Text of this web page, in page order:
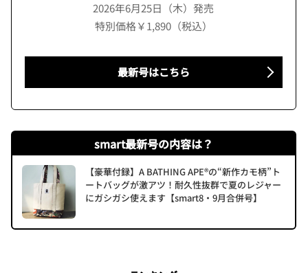
2026年6月25日（木）発売
特別価格￥1,890（税込）
最新号はこちら
smart最新号の内容は？
【豪華付録】A BATHING APE®の“新作カモ柄”ト
ートバッグが激アツ！耐久性抜群で夏のレジャー
にガシガシ使えます【smart8・9月合併号】